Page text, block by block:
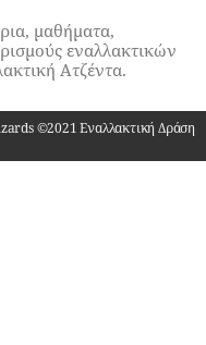
μαθήματα,
εναλλακτικών
Ατζέντα.
©2021 Εναλλακτική Δράση